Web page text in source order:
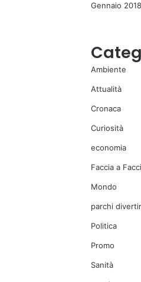
Gennaio 2018
Ambiente
Attualità
Cronaca
Curiosità
economia
Faccia a
Mondo
parchi
Politica
Promo
Sanità